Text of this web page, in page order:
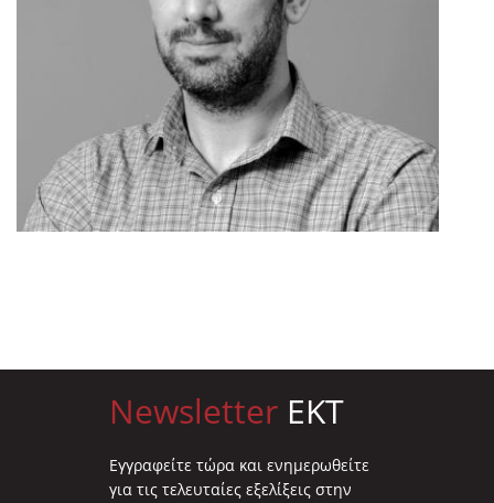
Newsletter EKT
Eγγραφείτε τώρα και ενημερωθείτε
για τις τελευταίες εξελίξεις στην